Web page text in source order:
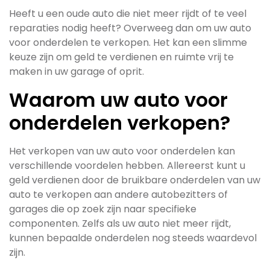
Heeft u een oude auto die niet meer rijdt of te veel
reparaties nodig heeft? Overweeg dan om uw auto
voor onderdelen te verkopen. Het kan een slimme
keuze zijn om geld te verdienen en ruimte vrij te
maken in uw garage of oprit.
Waarom uw auto voor
onderdelen verkopen?
Het verkopen van uw auto voor onderdelen kan
verschillende voordelen hebben. Allereerst kunt u
geld verdienen door de bruikbare onderdelen van uw
auto te verkopen aan andere autobezitters of
garages die op zoek zijn naar specifieke
componenten. Zelfs als uw auto niet meer rijdt,
kunnen bepaalde onderdelen nog steeds waardevol
zijn.